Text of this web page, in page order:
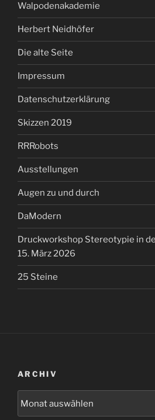
Walpodenakademie
Herbert Neidhöfer
Die alte Seite
Impressum
Datenschutzerklärung
Skizzen 2019
RRRobots
Ausstellungen
Augen zu und durch
DaModern
Druckworkshop Stereotypie in
15. März 2026
25 Steine
ARCHIV